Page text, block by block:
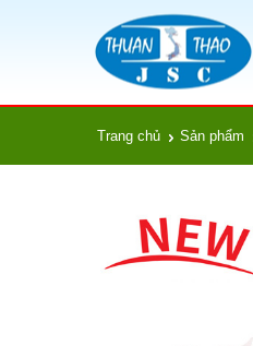
Trang chủ Sản phẩm